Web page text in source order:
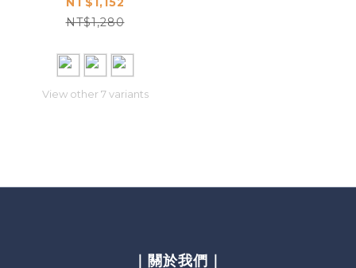
NT$1,280
View other 7 variants
｜關於我們｜